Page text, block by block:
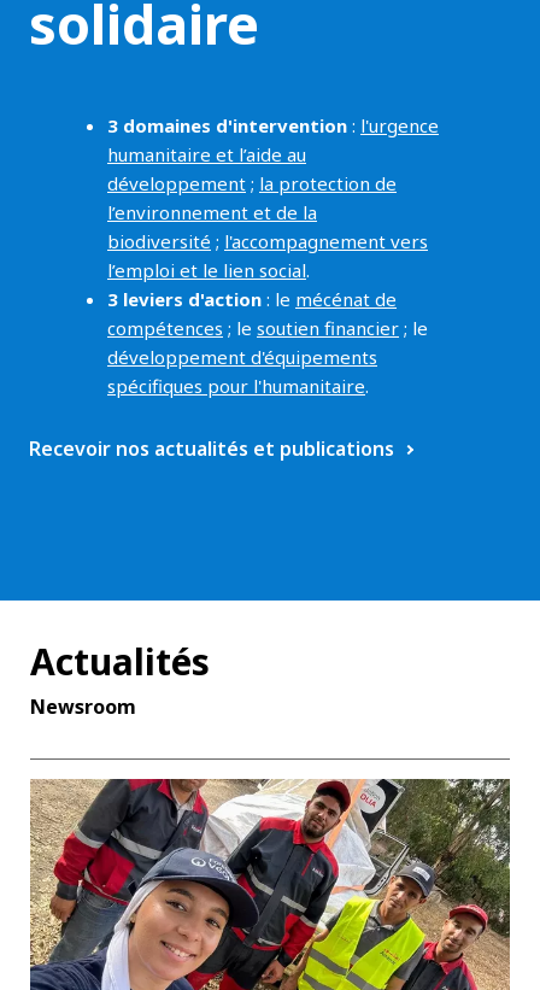
solidaire
3 domaines d'intervention : l'urgence
humanitaire et l’aide au
développement ; la protection de
l’environnement et de la
biodiversité ; l'accompagnement vers
l’emploi et le lien social.
3 leviers d'action : le mécénat de
compétences ; le soutien financier ; le
développement d'équipements
spécifiques pour l'humanitaire.
Recevoir nos actualités et publications
Actualités
Newsroom